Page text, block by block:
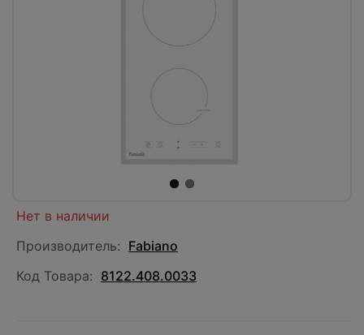
Нет в наличии
Производитель: Fabiano
Код Товара: 8122.408.0033